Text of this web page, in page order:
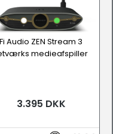
Audio ZEN Stream 3
medieafspiller
3.395 DKK